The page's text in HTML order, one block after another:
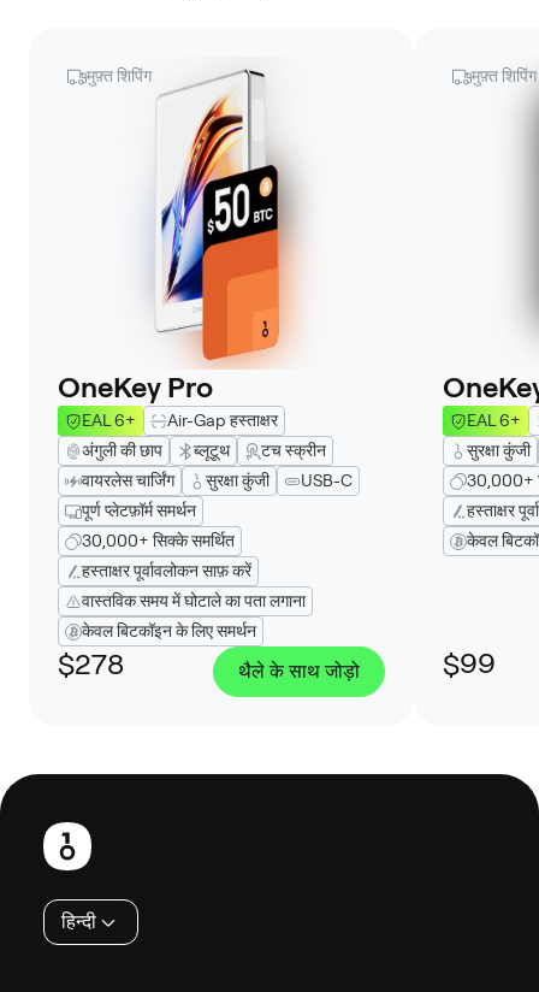
मुफ़्त शिपिंग
OneKey Pro
EAL 6+
Air-Gap हस्ताक्षर
अंगुली की छाप
ब्लूटूथ
टच स्क्रीन
वायरलेस चार्जिंग
सुरक्षा कुंजी
USB-C
पूर्ण प्लेटफ़ॉर्म समर्थन
30,000+ सिक्के समर्थित
हस्ताक्षर पूर्वावलोकन साफ़ करें
वास्तविक समय में घोटाले का पता लगाना
केवल बिटकॉइन के लिए समर्थन
$278 थैले के साथ जोड़ो
मुफ़्त शिपिंग
EAL 6+
सुरक्षा कुंजी
30,000+
हस्ताक्षर
केवल
$99
फ़ुटबाल
हिन्दी